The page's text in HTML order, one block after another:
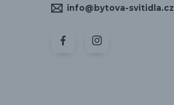
info@bytova-svitidla.cz